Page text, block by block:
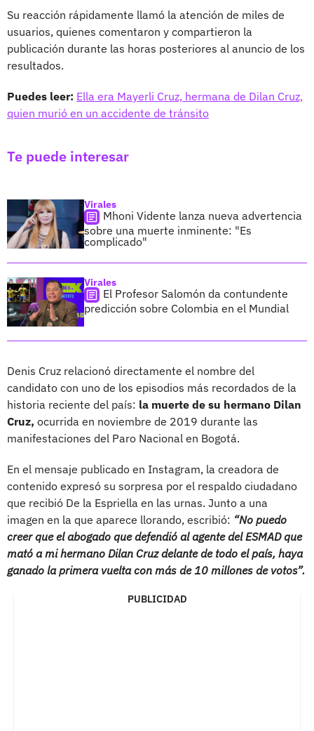
Su reacción rápidamente llamó la atención de miles de
usuarios, quienes comentaron y compartieron la
publicación durante las horas posteriores al anuncio de los
resultados.
Puedes leer: Ella era Mayerli Cruz, hermana de Dilan Cruz,
quien murió en un accidente de tránsito
Te puede interesar
Virales
Mhoni Vidente lanza nueva advertencia
sobre una muerte inminente: "Es
complicado"
Virales
El Profesor Salomón da contundente
predicción sobre Colombia en el Mundial
Denis Cruz relacionó directamente el nombre del
candidato con uno de los episodios más recordados de la
historia reciente del país: la muerte de su hermano Dilan
Cruz, ocurrida en noviembre de 2019 durante las
manifestaciones del Paro Nacional en Bogotá.
En el mensaje publicado en Instagram, la creadora de
contenido expresó su sorpresa por el respaldo ciudadano
que recibió De la Espriella en las urnas. Junto a una
imagen en la que aparece llorando, escribió: “No puedo
creer que el abogado que defendió al agente del ESMAD que
mató a mi hermano Dilan Cruz delante de todo el país, haya
ganado la primera vuelta con más de 10 millones de votos”.
PUBLICIDAD